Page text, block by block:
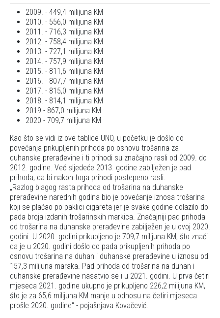
2009. - 449,4 milijuna KM
2010. - 556,0 milijuna KM
2011. - 716,3 milijuna KM
2012. - 758,4 milijuna KM
2013. - 727,1 milijuna KM
2014. - 757,9 milijuna KM
2015. - 811,6 milijuna KM
2016. - 807,7 milijuna KM
2017. - 815,0 milijuna KM
2018. - 814,1 milijuna KM
2019 - 867,0 milijuna KM
2020 - 709,7 milijuna KM
Kao što se vidi iz ove tablice UNO, u početku je došlo do
povećanja prikupljenih prihoda po osnovu trošarina za
duhanske prerađevine i ti prihodi su značajno rasli od 2009. do
2012. godine. Već sljedeće 2013. godine zabilježen je pad
prihoda, da bi nakon toga prihodi postepeno rasli.
Razlog blagog rasta prihoda od trošarina na duhanske
prerađevine narednih godina bio je povećanje iznosa trošarina
koji se plaćao po paklici cigareta jer je svake godine dolazilo do
pada broja izdanih trošarinskih markica. Značajniji pad prihoda
od trošarina na duhanske prerađevine zabilježen je u ovoj 2020.
godini. U 2020. godini prikupljeno je 709,7 milijuna KM, što znači
da je u 2020. godini došlo do pada prikupljenih prihoda po
osnovu trošarina na duhan i duhanske prerađevine u iznosu od
157,3 milijuna maraka. Pad prihoda od trošarina na duhan i
duhanske prerađevine nasatvio se i u 2021. godini. U prva četiri
mjeseca 2021. godine ukupno je prikupljeno 226,2 milijuna KM,
što je za 65,6 milijuna KM manje u odnosu na četiri mjeseca
prošle 2020. godine - pojašnjava Kovačević.